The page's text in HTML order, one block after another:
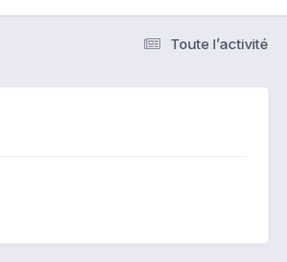
Toute l’activité